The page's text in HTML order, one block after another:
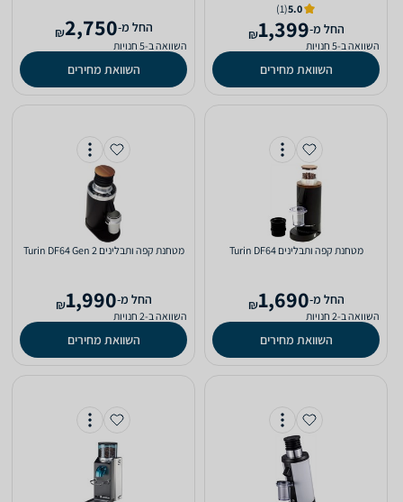
5.0
(1)
‫החל מ-1,399
₪
השוואה ב-5 חנויות
השוואת מחירים
‫החל מ-2,750
₪
השוואה ב-5 חנויות
השוואת מחירים
מטחנת ‏קפה ותבלינים Turin DF64
‫החל מ-1,690
₪
השוואה ב-2 חנויות
השוואת מחירים
מטחנת ‏קפה ותבלינים Turin DF64 Gen 2
‫החל מ-1,990
₪
השוואה ב-2 חנויות
השוואת מחירים